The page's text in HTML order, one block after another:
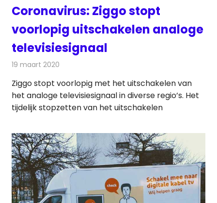
Coronavirus: Ziggo stopt
voorlopig uitschakelen analoge
televisiesignaal
19 maart 2020
Ziggo stopt voorlopig met het uitschakelen van
het analoge televisiesignaal in diverse regio’s. Het
tijdelijk stopzetten van het uitschakelen